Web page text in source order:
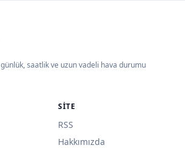
saatlik ve uzun vadeli hava durumu
SITE
RSS
Hakkımızda